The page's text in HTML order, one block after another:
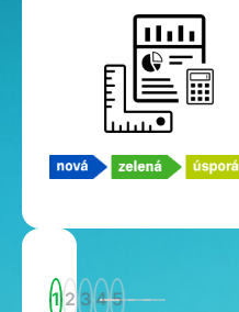
1 2 3 4 5